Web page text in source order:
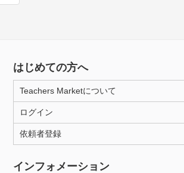
はじめての方へ
Teachers Marketについて
ログイン
依頼者登録
インフォメーション